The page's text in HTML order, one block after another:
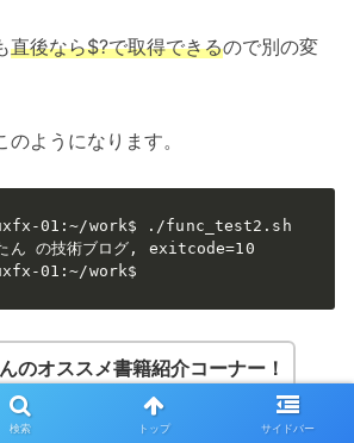
直後なら$?で取得できるので別の変
ようになります。
01:~/work$ ./func_test2.sh
ん の技術ブログ, exitcode=10
01:~/work$
のオススメ書籍紹介コーナー！
検索 トップ サイドバー